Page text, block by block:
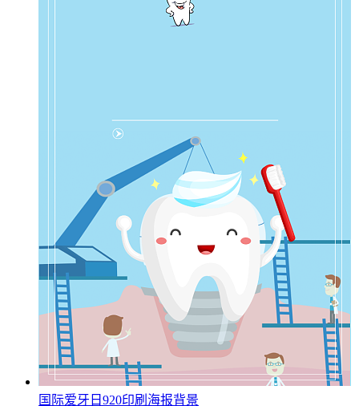
国际爱牙日920印刷海报背景